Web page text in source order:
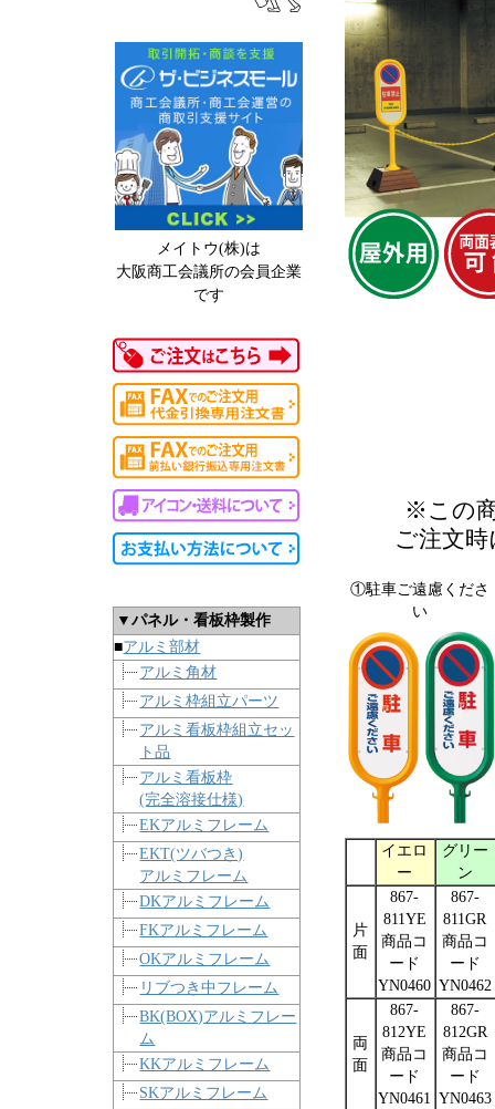
メイトウ(株)は
大阪商工会議所の会員企業
です
▼パネル・看板枠製作
■アルミ部材
アルミ角材
アルミ枠組立パーツ
アルミ看板枠組立セッ
ト品
アルミ看板枠
(完全溶接仕様)
EKアルミフレーム
EKT(ツバつき)
アルミフレーム
DKアルミフレーム
FKアルミフレーム
OKアルミフレーム
リブつき中フレーム
BK(BOX)アルミフレー
ム
KKアルミフレーム
SKアルミフレーム
※この
ご注文
①駐車ご遠慮くださ
い
イエロ
ー
グリー
ン
片
面
867-
811YE
商品コ
ード
YN0460
867-
811GR
商品コ
ード
YN0462
両
面
867-
812YE
商品コ
ード
YN0461
867-
812GR
商品コ
ード
YN0463